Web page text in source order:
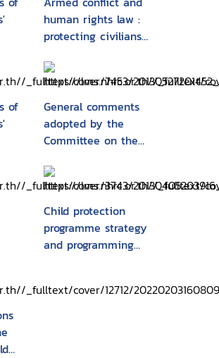
human rights law :
protecting civilians
humanitarian law
of
General comments
adopted by the
Committee on the
Child protection
programme strategy
and programming